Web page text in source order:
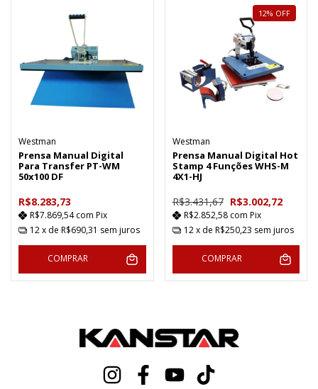
Westman
Prensa Manual Digital
Para Transfer PT-WM
50x100 DF
R$8.283,73
R$7.869,54com Pix
12x de R$690,31 sem juros
COMPRAR
12% OFF
Westman
Prensa Manual Digital Hot
Stamp 4 Funções WHS-M
4X1-HJ
R$3.431,67 R$3.002,72
R$2.852,58 com Pix
12 x de R$250,23 sem juros
COMPRAR